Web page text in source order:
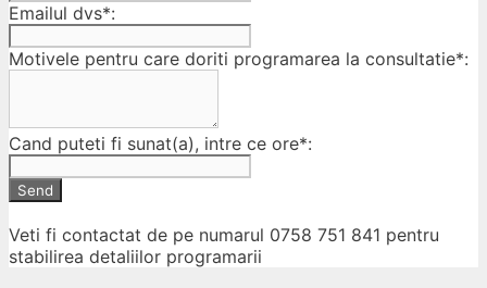
Emailul dvs*:
Motivele pentru care doriti programarea la consultatie*:
Cand puteti fi sunat(a), intre ce ore*:
Send
Veti fi contactat de pe numarul 0758 751 841 pentru
stabilirea detaliilor programarii